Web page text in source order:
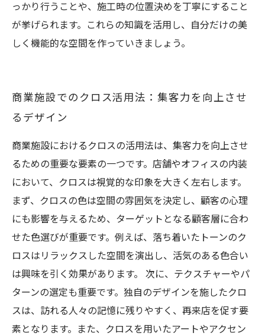
っかり行うことや、施工時の位置決めを丁寧にすること
が挙げられます。これらの知識を活用し、自分だけの美
しく機能的な空間を作っていきましょう。
商業施設でのクロス活用法：集客力を向上させ
るデザイン
商業施設におけるクロスの活用法は、集客力を向上させ
るための重要な要素の一つです。店舗やオフィスの内装
において、クロスは視覚的な印象を大きく左右します。
まず、クロスの色は空間の雰囲気を決定し、顧客の心理
にも影響を与えるため、ターゲットとなる顧客層に合わ
せた色選びが重要です。例えば、落ち着いたトーンのク
ロスはリラックスした空間を演出し、活気のある色合い
は興味を引く効果があります。 次に、テクスチャーやパ
ターンの選定も重要です。独自のデザインを施したクロ
スは、訪れる人々の記憶に残りやすく、再来店を促す要
素となります。また、クロスを用いたアートやアクセン